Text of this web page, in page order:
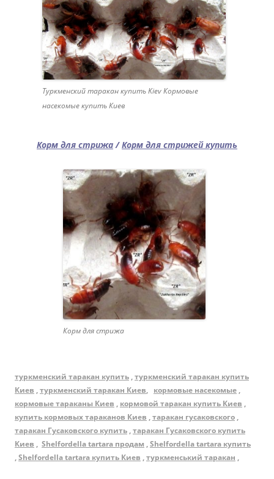
Туркменский таракан купить Kiev Кормовые
насекомые купить Киев
Корм для стрижа /Корм для стрижей купить
Корм для стрижа
туркменский таракан купить ,туркменский таракан купить
Киев ,туркменский таракан Киев, кормовые насекомые ,
кормовые тараканы Киев , кормовой таракан купить Киев ,
купить кормовых тараканов Киев ,таракан гусаковского ,
таракан Гусаковского купить ,таракан Гусаковского купить
Киев , Shelfordella tartara продам ,Shelfordella tartara купить
,Shelfordella tartara купить Киев ,туркменський таракан ,